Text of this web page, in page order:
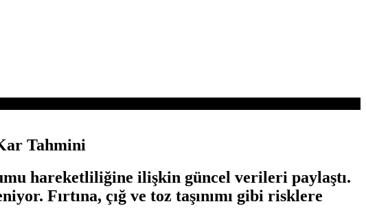
Tahmini
hareketliliğine ilişkin güncel verileri paylaştı.
Fırtına, çığ ve toz taşınımı gibi risklere